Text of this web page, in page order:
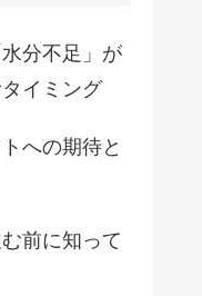
分不足」が
イミング
への期待と
前に知って